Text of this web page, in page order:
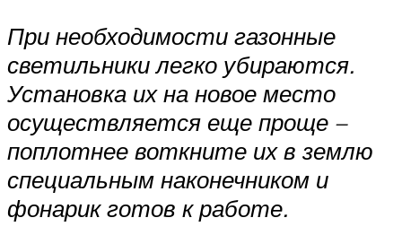
При необходимости газонные
светильники легко убираются.
Установка их на новое место
осуществляется еще проще –
поплотнее воткните их в землю
специальным наконечником и
фонарик готов к работе.